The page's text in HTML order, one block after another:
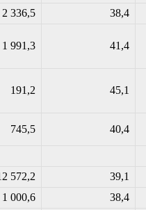
2 336,5 38,4
1 991,3 41,4
191,2 45,1
745,5 40,4
572,2 39,1
1 000,6 38,4